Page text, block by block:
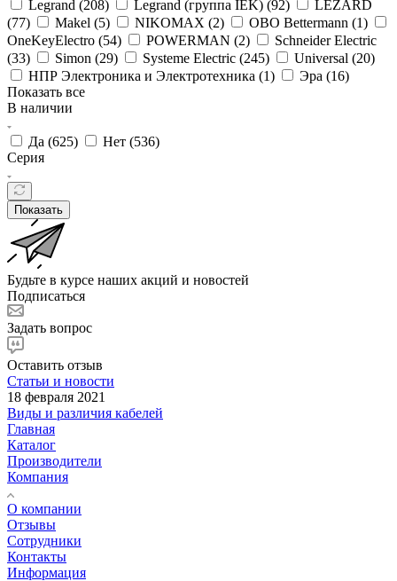
Legrand (208) Legrand (группа IEK) (92)
LEZARD
(77) Makel (5) NIKOMAX (2) OBO Bettermann (1)
OneKeyElectro (54) POWERMAN (2)
Schneider Electric
(33) Simon (29) Systeme Electric (245) Universal (20)
НПР Электроника и Электротехника (1) Эра (16)
Показать все
В наличии
Да (625) Нет (536)
Серия
Показать
Будьте в курсе наших акций и новостей
Подписаться
Задать вопрос
Оставить отзыв
Статьи и новости
18 февраля 2021
Виды и различия кабелей
Главная
Каталог
Производители
Компания
О компании
Отзывы
Сотрудники
Контакты
Информация